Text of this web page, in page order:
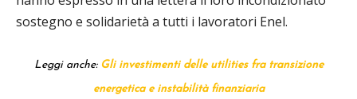
sostegno e solidarietà a tutti i lavoratori Enel.
Leggi anche: Gli investimenti delle utilities fra transizione
energetica e instabilità finanziaria